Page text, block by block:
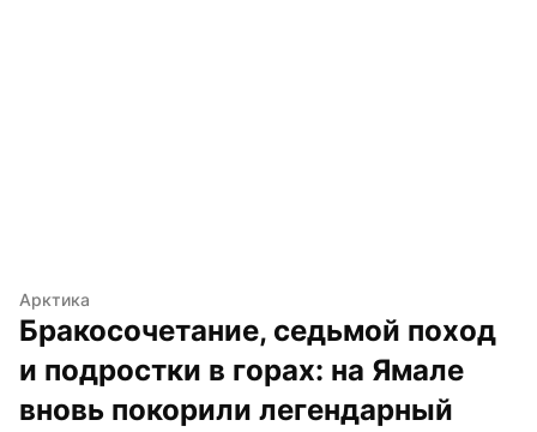
Арктика
Бракосочетание, седьмой поход
и подростки в горах: на Ямале
вновь покорили легендарный